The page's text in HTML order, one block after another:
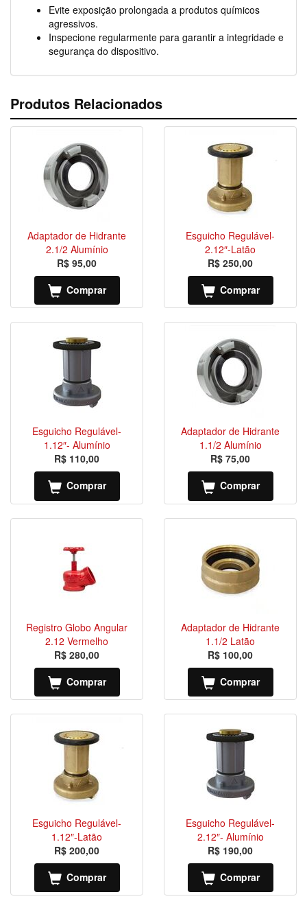
Evite exposição prolongada a produtos químicos
agressivos.
Inspecione regularmente para garantir a integridade e
segurança do dispositivo.
Produtos Relacionados
Adaptador de Hidrante
2.1/2 Alumínio
R$ 95,00
Comprar
Esguicho Regulável-
2.12″-Latão
R$ 250,00
Comprar
Esguicho Regulável-
1.12″- Alumínio
R$ 110,00
Comprar
Adaptador de Hidrante
1.1/2 Alumínio
R$ 75,00
Comprar
Registro Globo Angular
2.12 Vermelho
R$ 280,00
Comprar
Adaptador de Hidrante
1.1/2 Latão
R$ 100,00
Comprar
Esguicho Regulável-
1.12″-Latão
R$ 200,00
Comprar
Esguicho Regulável-
2.12″- Alumínio
R$ 190,00
Comprar